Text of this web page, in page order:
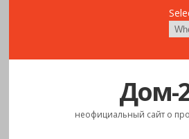
Дом-
неофициальный сайт о